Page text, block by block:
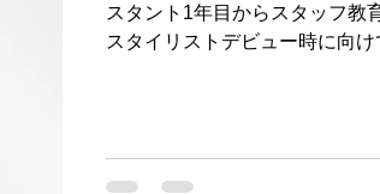
スタント1年目からスタッフ教
スタイリストデビュー時に向